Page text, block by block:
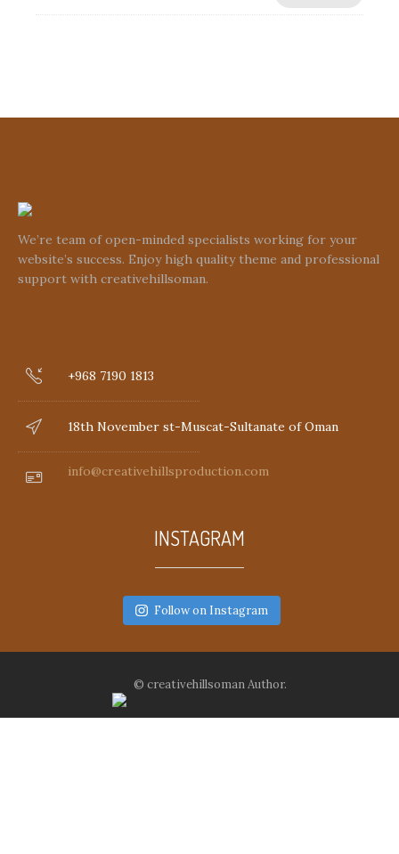
We’re team of open-minded specialists working for your
website’s success. Enjoy high quality theme and professional
support with creativehillsoman.
+968 7190 1813
18th November st-Muscat-Sultanate of Oman
info@creativehillsproduction.com
INSTAGRAM
Follow on Instagram
© creativehillsoman Author.